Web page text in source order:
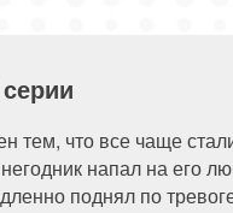
что все чаще
негодник напал на его
поднял по